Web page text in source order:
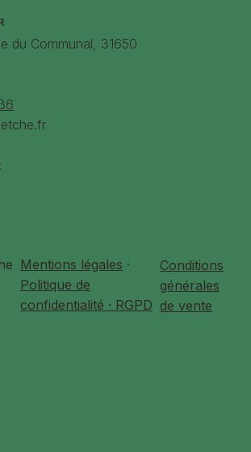
du Communal, 31650
Mentions légales ·
Politique de
confidentialité · RGPD
Conditions
générales
de vente